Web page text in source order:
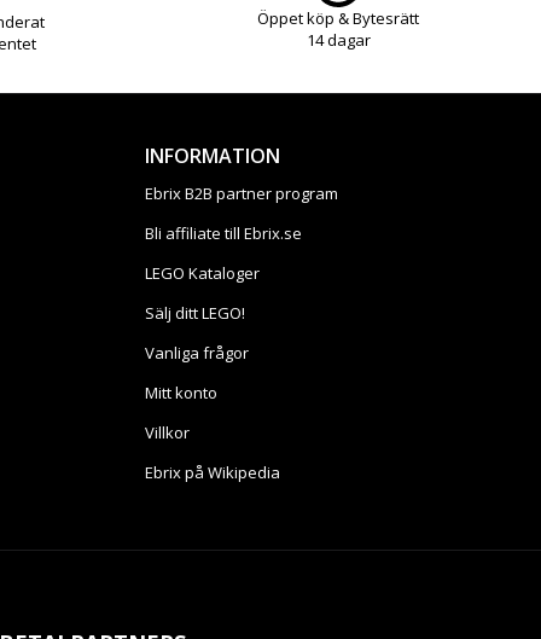
Öppet köp & Bytesrätt
14 dagar
INFORMATION
Ebrix B2B partner program
Bli affiliate till Ebrix.se
LEGO Kataloger
Sälj ditt LEGO!
Vanliga frågor
Mitt konto
Villkor
Ebrix på Wikipedia